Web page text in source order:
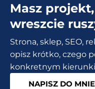
zwiększyłem
krotnie!
Masz
wreszcie
Strona, sklep, SEO,
opisz krótko, czego
konkretnym
NAPISZ DO